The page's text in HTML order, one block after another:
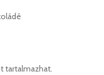
tartalmazhat.